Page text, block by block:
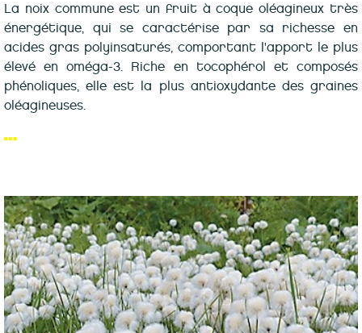
La noix commune est un fruit à coque oléagineux très
énergétique, qui se caractérise par sa richesse en
acides gras polyinsaturés, comportant l'apport le plus
élevé en oméga-3. Riche en tocophérol et composés
phénoliques, elle est la plus antioxydante des graines
oléagineuses.